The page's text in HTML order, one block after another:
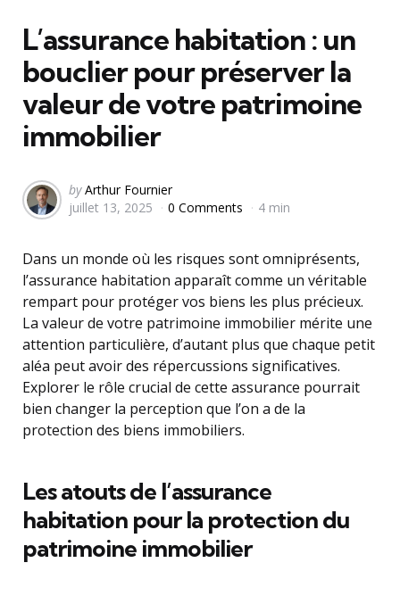
L’assurance habitation : un
bouclier pour préserver la
valeur de votre patrimoine
immobilier
Posted
by
by Arthur Fournier
juillet 13, 2025
0 Comments 4 min
Dans un monde où les risques sont omniprésents,
l’assurance habitation apparaît comme un véritable
rempart pour protéger vos biens les plus précieux.
La valeur de votre patrimoine immobilier mérite une
attention particulière, d’autant plus que chaque petit
aléa peut avoir des répercussions significatives.
Explorer le rôle crucial de cette assurance pourrait
bien changer la perception que l’on a de la
protection des biens immobiliers.
Les atouts de l’assurance
habitation pour la protection du
patrimoine immobilier